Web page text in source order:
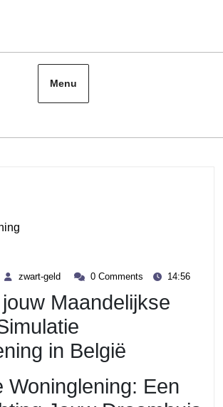
Menu
zwart-geld
zwart- 0 Comments 14:56
Maandelijkse
in België
Woninglening: Een